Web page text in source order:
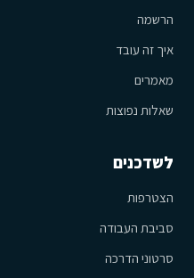
הרשמה
איך זה עובד
מאמרים
שאלות נפוצות
לשדכנים
הצטרפות
סביבת העבודה
סרטוני הדרכה